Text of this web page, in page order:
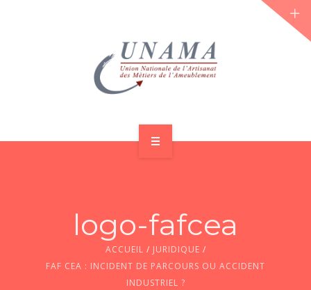
LES JOURNÉES 2026 ⌵
ACTUS & DOSSIERS
logo-fafcea
ACCUEIL / JURIDIQUE /
FAF CEA : INCIDENT DE PARCOURS OU ACCIDENT
INDUSTRIEL ?